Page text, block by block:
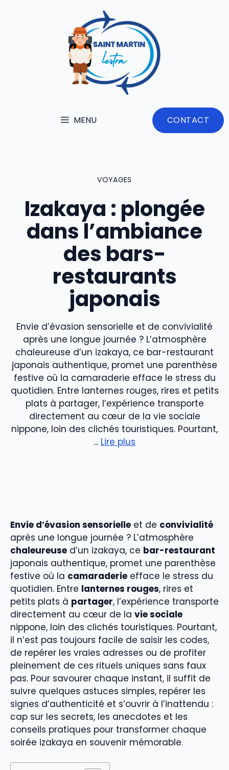
MENU CONTACT
VOYAGES
Izakaya : plongée
dans l’ambiance
des bars-
restaurants
japonais
Envie d’évasion sensorielle et de convivialité
après une longue journée ? L’atmosphère
chaleureuse d’un izakaya, ce bar-restaurant
japonais authentique, promet une parenthèse
festive où la camaraderie efface le stress du
quotidien. Entre lanternes rouges, rires et petits
plats à partager, l’expérience transporte
directement au cœur de la vie sociale
nippone, loin des clichés touristiques. Pourtant,
... Lire plus
Envie d’évasion sensorielle et de convivialité
après une longue journée ? L’atmosphère
chaleureuse d’un izakaya, ce bar-restaurant
japonais authentique, promet une parenthèse
festive où la camaraderie efface le stress du
quotidien. Entre lanternes rouges, rires et
petits plats à partager, l’expérience transporte
directement au cœur de la vie sociale
nippone, loin des clichés touristiques. Pourtant,
il n’est pas toujours facile de saisir les codes,
de repérer les vraies adresses ou de profiter
pleinement de ces rituels uniques sans faux
pas. Pour savourer chaque instant, il suffit de
suivre quelques astuces simples, repérer les
signes d’authenticité et s’ouvrir à l’inattendu :
cap sur les secrets, les anecdotes et les
conseils pratiques pour transformer chaque
soirée izakaya en souvenir mémorable.